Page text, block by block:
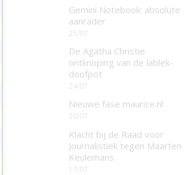
Gemini Notebook: absolute
aanrader
25/07
De Agatha Christie
ontknoping van de lablek-
doofpot
24/07
Nieuwe fase maurice.nl
20/07
Klacht bij de Raad voor
Journalistiek tegen Maarten
Keulemans
17/07